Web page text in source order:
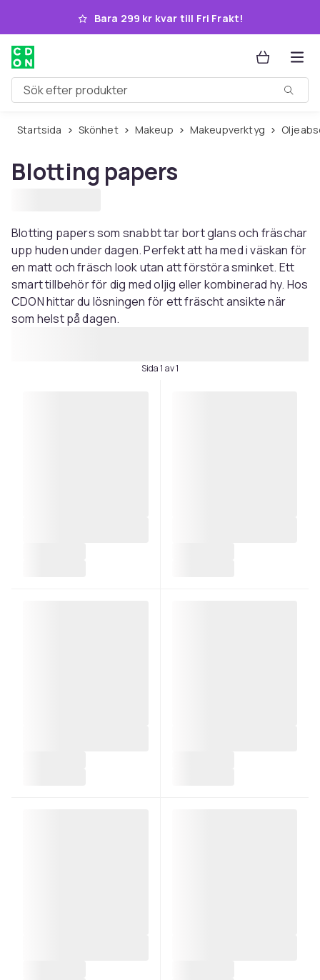
Hoppa till huvudinnehållet
Bara 299 kr kvar till Fri Frakt!
Sök efter produkter
Startsida Skönhet Makeup Makeupverktyg
Blotting papers
Blotting papers som snabbt tar bort glans och fräschar
upp huden under dagen. Perfekt att ha med i väskan för
en matt och fräsch look utan att förstöra sminket. Ett
smart tillbehör för dig med oljig eller kombinerad hy. Hos
CDON hittar du lösningen för ett fräscht ansikte när
som helst på dagen.
Sida 1 av 1